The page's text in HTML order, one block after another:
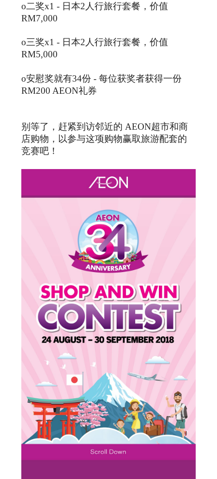
o二奖x1 - 日本2人行旅行套餐，价值
RM7,000
o三奖x1 - 日本2人行旅行套餐，价值
RM5,000
o安慰奖就有34份 - 每位获奖者获得一份
RM200 AEON礼券
别等了，赶紧到访邻近的 AEON超市和商
店购物，以参与这项购物赢取旅游配套的
竞赛吧！